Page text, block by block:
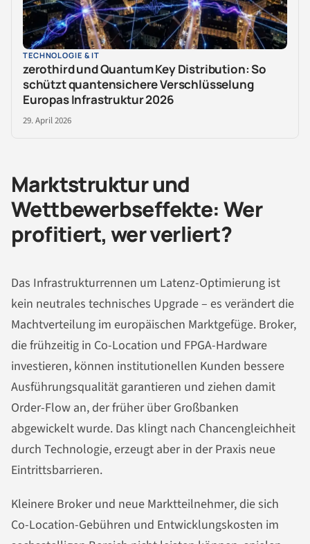
TECHNOLOGIE & IT
zerothird und Quantum Key Distribution: So
schützt quantensichere Verschlüsselung
Europas Infrastruktur 2026
29. April 2026
Marktstruktur und
Wettbewerbseffekte: Wer
profitiert, wer verliert?
Das Infrastrukturrennen um Latenz-Optimierung ist
kein neutrales technisches Upgrade – es verändert die
Machtverteilung im europäischen Marktgefüge. Broker,
die frühzeitig in Co-Location und FPGA-Hardware
investieren, können institutionellen Kunden bessere
Ausführungsqualität garantieren und ziehen damit
Order-Flow an, der früher über Großbanken
abgewickelt wurde. Das klingt nach Chancengleichheit
durch Technologie, erzeugt aber in der Praxis neue
Eintrittsbarrieren.
Kleinere Broker und neue Marktteilnehmer, die sich
Co-Location-Gebühren und Entwicklungskosten im